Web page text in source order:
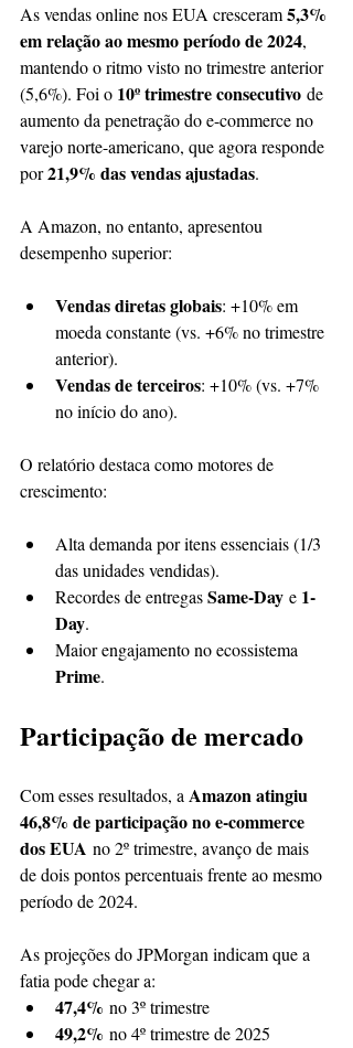
As vendas online nos EUA cresceram 5,3%
em relação ao mesmo período de 2024,
mantendo o ritmo visto no trimestre anterior
(5,6%). Foi o 10º trimestre consecutivo de
aumento da penetração do e-commerce no
varejo norte-americano, que agora responde
por 21,9% das vendas ajustadas.
A Amazon, no entanto, apresentou
desempenho superior:
Vendas diretas globais: +10% em
moeda constante (vs. +6% no trimestre
anterior).
Vendas de terceiros: +10% (vs. +7%
no início do ano).
O relatório destaca como motores de
crescimento:
Alta demanda por itens essenciais (1/3
das unidades vendidas).
Recordes de entregas Same-Day e 1-
Day.
Maior engajamento no ecossistema
Prime.
Participação de mercado
Com esses resultados, a Amazon atingiu
46,8% de participação no e-commerce
dos EUA no 2º trimestre, avanço de mais
de dois pontos percentuais frente ao mesmo
período de 2024.
As projeções do JPMorgan indicam que a
fatia pode chegar a:
47,4% no 3º trimestre
49,2% no 4º trimestre de 2025